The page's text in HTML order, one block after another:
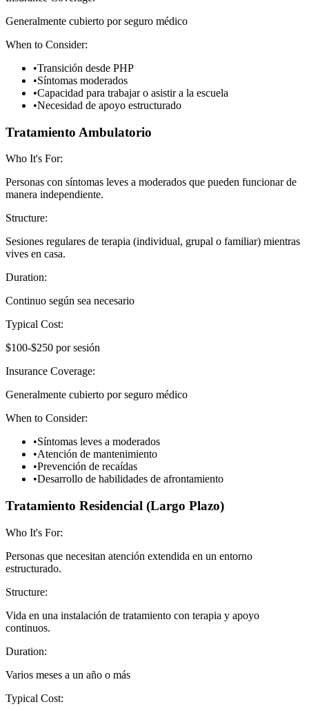
Generalmente cubierto por seguro médico
When to Consider:
•Transición desde PHP
•Síntomas moderados
•Capacidad para trabajar o asistir a la escuela
•Necesidad de apoyo estructurado
Tratamiento Ambulatorio
Who It's For:
Personas con síntomas leves a moderados que pueden funcionar de
manera independiente.
Structure:
Sesiones regulares de terapia (individual, grupal o familiar) mientras
vives en casa.
Duration:
Continuo según sea necesario
Typical Cost:
$100-$250 por sesión
Insurance Coverage:
Generalmente cubierto por seguro médico
When to Consider:
•Síntomas leves a moderados
•Atención de mantenimiento
•Prevención de recaídas
•Desarrollo de habilidades de afrontamiento
Tratamiento Residencial (Largo Plazo)
Who It's For:
Personas que necesitan atención extendida en un entorno
estructurado.
Structure:
Vida en una instalación de tratamiento con terapia y apoyo
continuos.
Duration:
Varios meses a un año o más
Typical Cost: